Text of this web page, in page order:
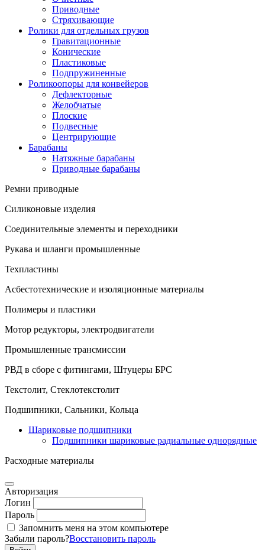
Приводные
Стряхивающие
Ролики для отдельных грузов
Гравитационные
Конические
Пластиковые
Подпружиненные
Роликоопоры для конвейеров
Дефлекторные
Желобчатые
Плоские
Подвесные
Центрирующие
Барабаны
Натяжные барабаны
Приводные барабаны
Ремни приводные
Силиконовые изделия
Соединительные элементы и переходники
Рукава и шланги промышленные
Техпластины
Асбестотехнические и изоляционные материалы
Полимеры и пластики
Мотор редукторы, электродвигатели
Промышленные трансмиссии
РВД в сборе с фитингами, Штуцеры БРС
Текстолит, Стеклотекстолит
Подшипники, Сальники, Кольца
Шариковые подшипники
Подшипники шариковые радиальные однорядные
Расходные материалы
Авторизация
Логин
Пароль
Запомнить меня на этом компьютере
Забыли пароль?Восстановить пароль